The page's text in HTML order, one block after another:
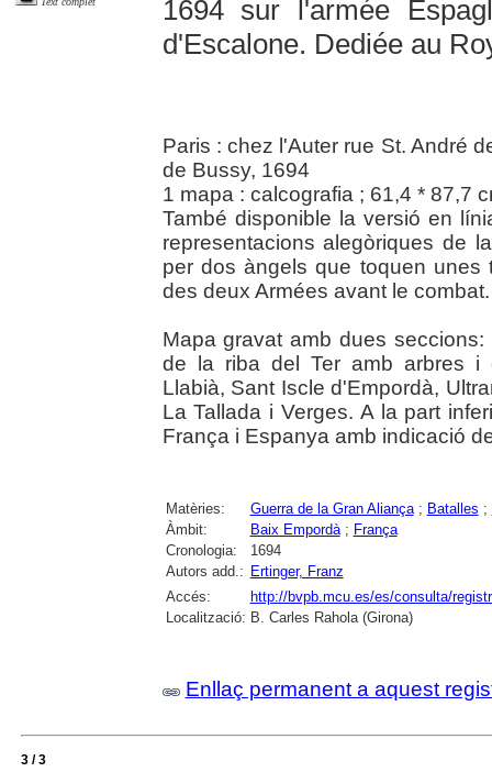
1694 sur l'armée
d'Escalone. Dediée au
Paris : chez l'Auter rue St. André
de Bussy, 1694
1 mapa : calcografia ; 61,4 * 87,7
També disponible la versió en
representacions alegòriques de
per dos àngels que toquen unes
des deux Armées avant le combat.
Mapa gravat amb dues
de la riba del Ter amb arbres i
Llabià, Sant Iscle d'Empordà,
La Tallada i Verges. A la part
França i Espanya amb indicació
Matèries: Guerra de la Gran Aliança; Batalles ;
Àmbit:
Baix Empordà; França
Cronologia:
1694
Autors add.: Ertinger, Franz
Accés:
http://bvpb.mcu.es/es/consulta/
Localització: B. Carles Rahola (Girona)
Enllaç permanent a aquest
3 / 3